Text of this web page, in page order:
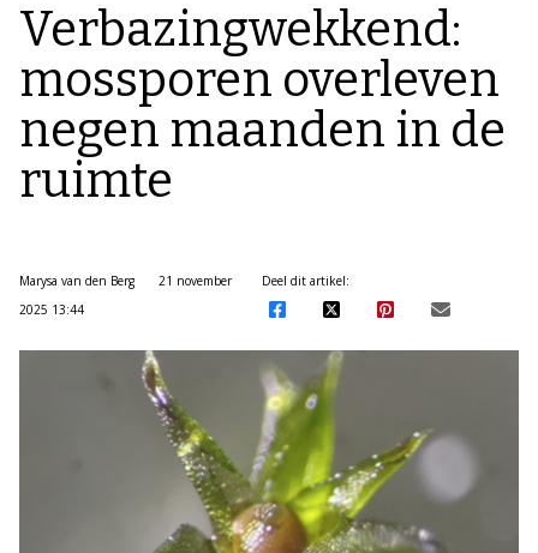
Verbazingwekkend:
mossporen overleven
negen maanden in de
ruimte
Marysa van den Berg
21 november
2025 13:44
Deel dit artikel: